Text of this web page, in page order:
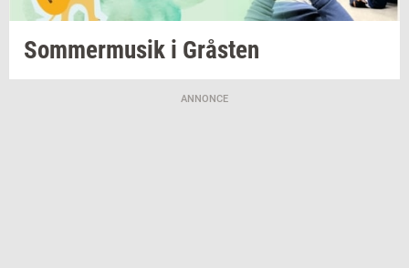
Som­mer­mu­sik i Grå­sten
ANNONCE